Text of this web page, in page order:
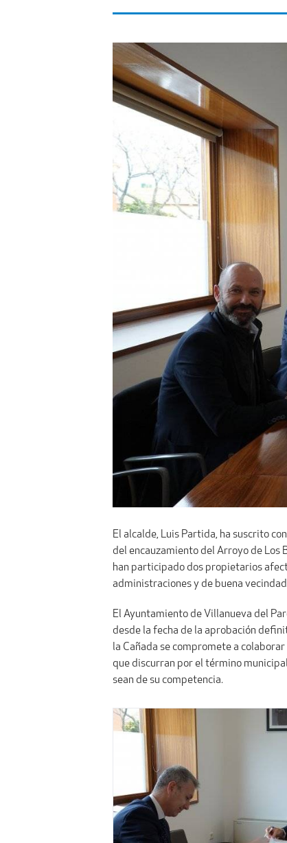
El alcalde, Luis Partida, ha suscrito
del encauzamiento del Arroyo de Los
han participado dos propietarios
administraciones y de buena
El Ayuntamiento de Villanueva del
desde la fecha de la aprobación
la Cañada se compromete a
que discurran por el término
sean de su competencia.